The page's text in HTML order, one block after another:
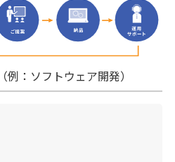
：ソフトウェア開発）